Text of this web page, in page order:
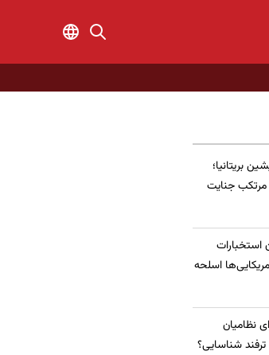
بریتانیا؛
جنایت
استخبارات
اسلحه
نظامیان
شناسایی؟